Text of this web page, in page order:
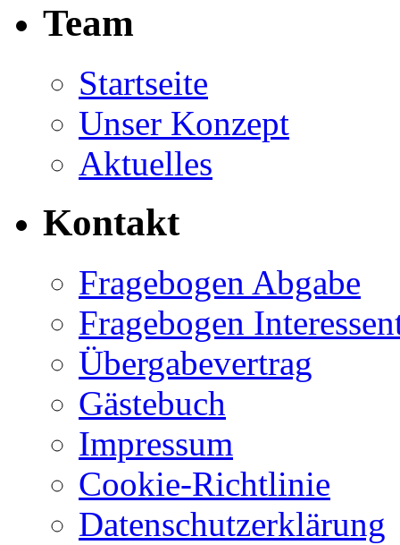
Team
Startseite
Unser Konzept
Aktuelles
Kontakt
Fragebogen Abgabe
Fragebogen
Übergabevertrag
Gästebuch
Impressum
Cookie-Richtlinie
Datenschutzerklärung